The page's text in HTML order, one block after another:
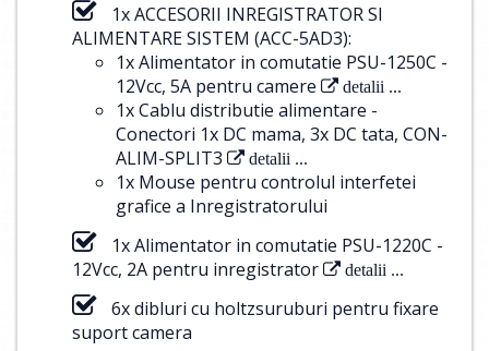
1x ACCESORII INREGISTRATOR SI
ALIMENTARE SISTEM (ACC-5AD3):
1x Alimentator in comutatie PSU-1250C -
12Vcc, 5A pentru camere
detalii ...
1x Cablu distributie alimentare -
Conectori 1x DC mama, 3x DC tata, CON-
ALIM-SPLIT3
detalii ...
1x Mouse pentru controlul interfetei
grafice a Inregistratorului
1x Alimentator in comutatie PSU-1220C -
12Vcc, 2A pentru inregistrator
detalii ...
6x dibluri cu holtzsuruburi pentru fixare
suport camera